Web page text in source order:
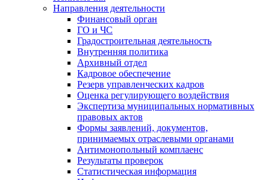
Направления деятельности
Финансовый орган
ГО и ЧС
Градостроительная деятельность
Внутренняя политика
Архивный отдел
Кадровое обеспечение
Резерв управленческих кадров
Оценка регулирующего воздействия
Экспертиза муниципальных нормативных
правовых актов
Формы заявлений, документов,
принимаемых отраслевыми органами
Антимонопольный комплаенс
Результаты проверок
Статистическая информация